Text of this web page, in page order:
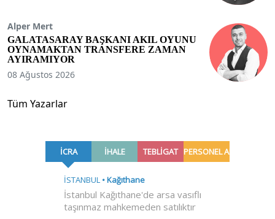
Alper Mert
GALATASARAY BAŞKANI AKIL OYUNU
OYNAMAKTAN TRANSFERE ZAMAN
AYIRAMIYOR
08 Ağustos 2026
Tüm Yazarlar